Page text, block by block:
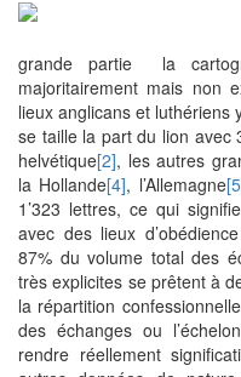
grande partie la
majoritairement mais non
lieux anglicans et luthériens
se taille la part du lion avec
helvétique[2], les autres
la Hollande[4], l’Allemagne
1’323 lettres, ce qui
avec des lieux
87% du volume total des
très explicites se prêtent à
la répartition
des échanges ou
rendre réellement